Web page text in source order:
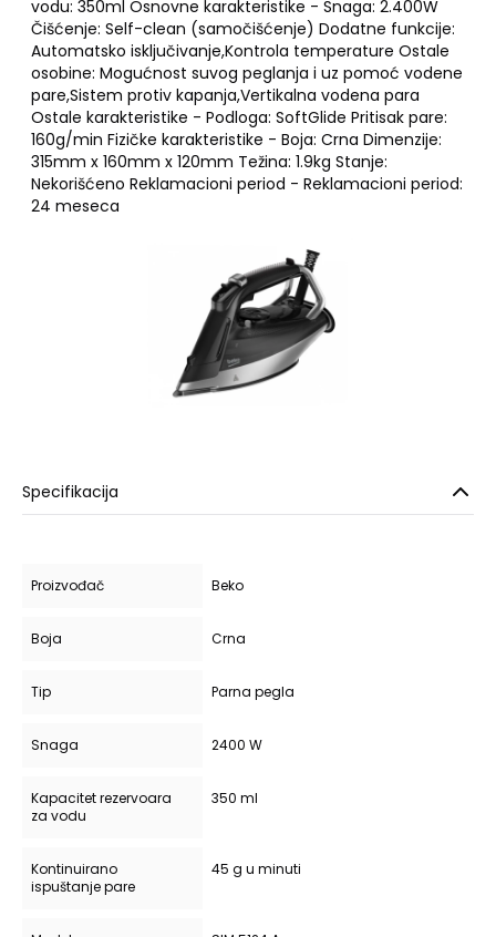
vodu: 350ml Osnovne karakteristike - Snaga: 2.400W
Čišćenje: Self-clean (samočišćenje) Dodatne funkcije:
Automatsko isključivanje,Kontrola temperature Ostale
osobine: Mogućnost suvog peglanja i uz pomoć vodene
pare,Sistem protiv kapanja,Vertikalna vodena para
Ostale karakteristike - Podloga: SoftGlide Pritisak pare:
160g/min Fizičke karakteristike - Boja: Crna Dimenzije:
315mm x 160mm x 120mm Težina: 1.9kg Stanje:
Nekorišćeno Reklamacioni period - Reklamacioni period:
24 meseca
Specifikacija
Proizvođač Beko
Boja Crna
Tip Parna pegla
Snaga 2400 W
Kapacitet rezervoara
za vodu
350 ml
Kontinuirano
ispuštanje pare
45 g u minuti